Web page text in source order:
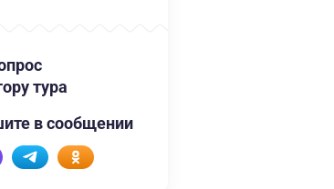
тура
в сообщении